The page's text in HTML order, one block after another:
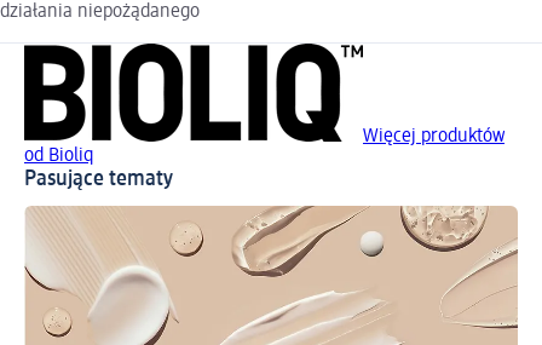
działania niepożądanego
Więcej produktów
od Bioliq
Pasujące tematy